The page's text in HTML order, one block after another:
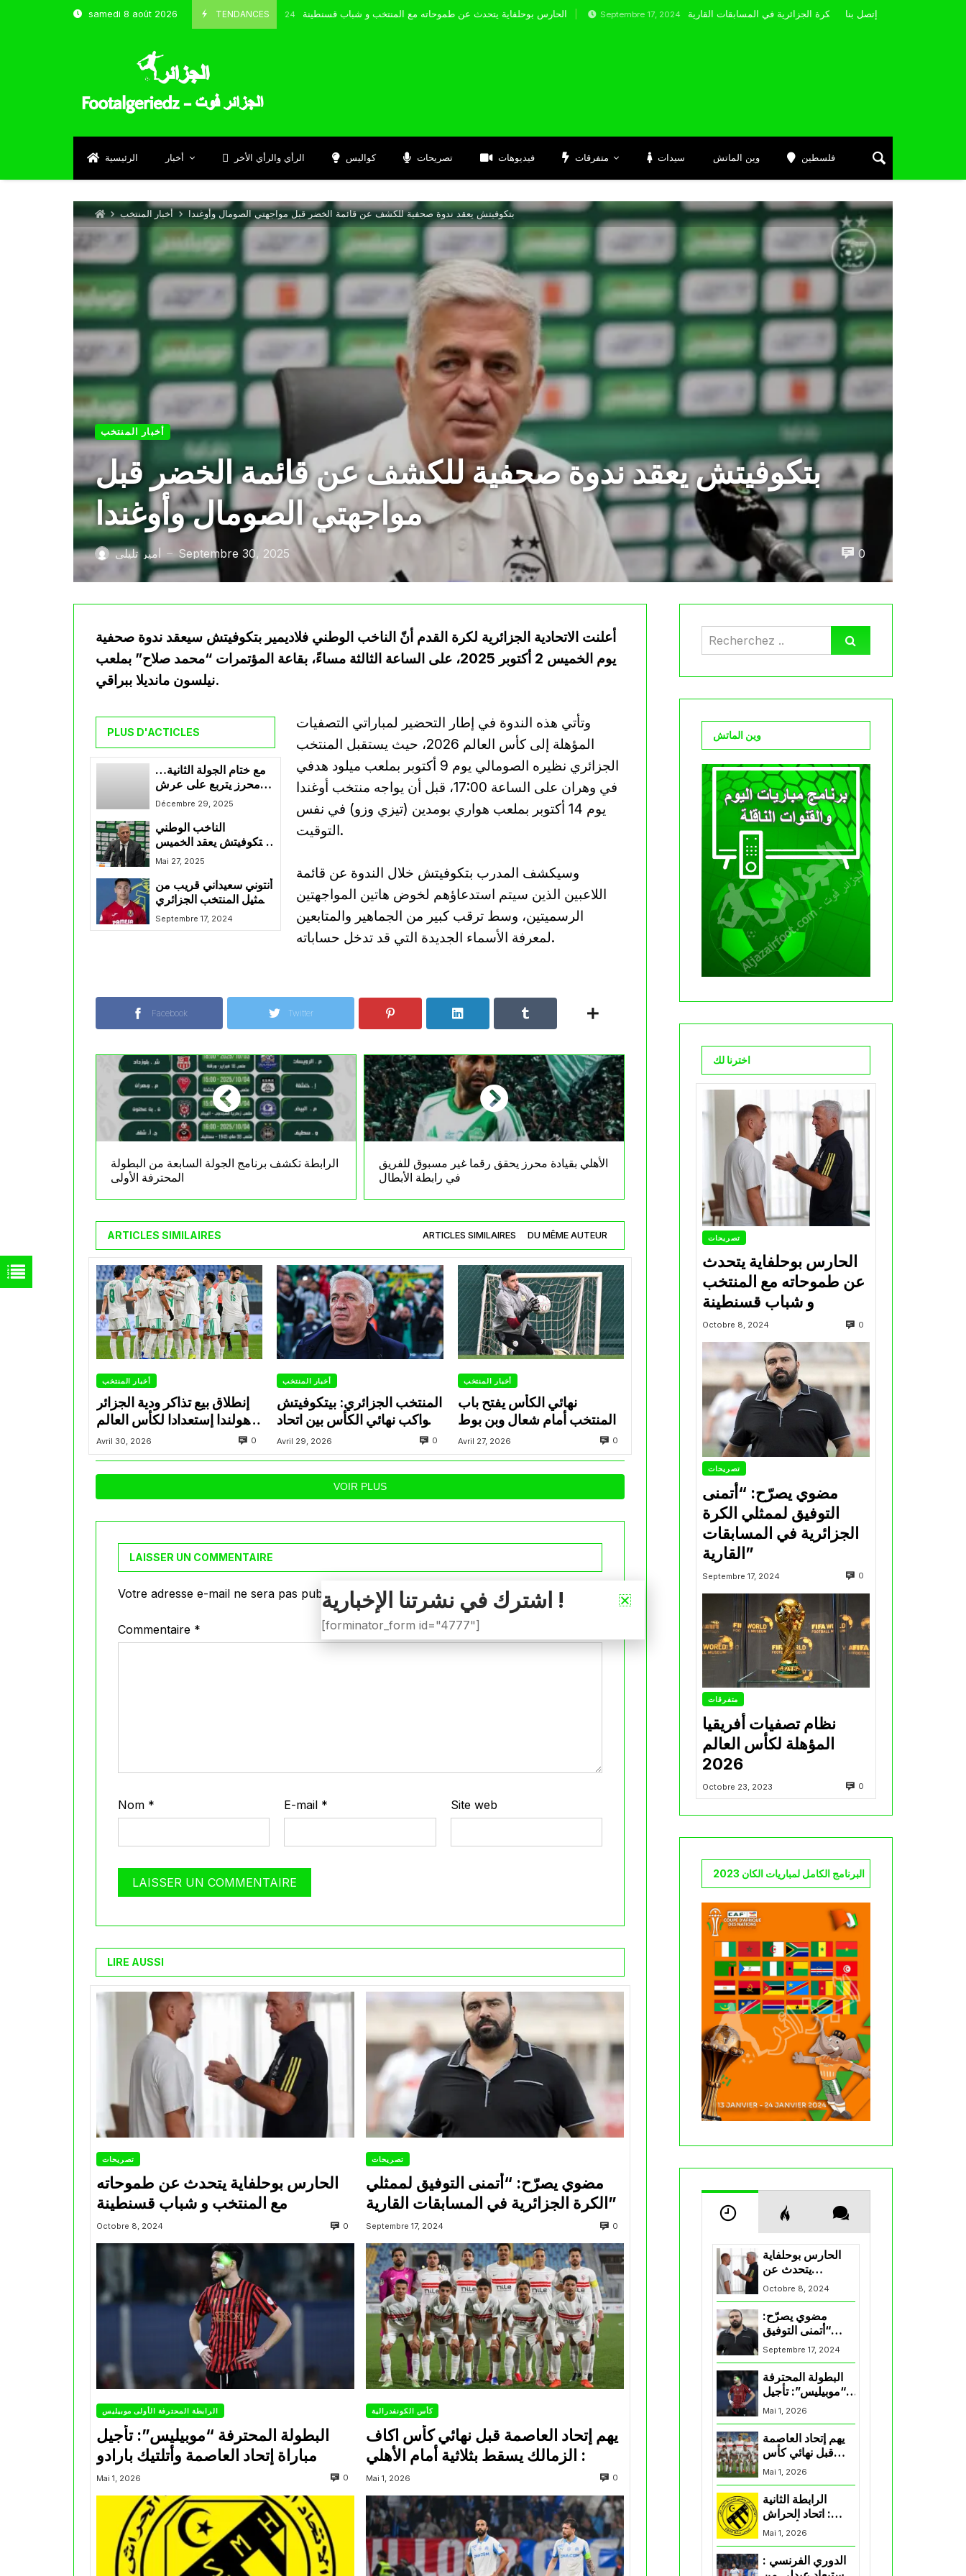
samedi 8 août 2026 TENDANCES
Octobre 8, 2024 الحارس بوحلفاية يتحدث عن طموحاته مع المنتخب و شباب قسنطينة Septembre 17, 2024 إتصل بنا
الرئيسية أخبار الرأي والرأي الأخر كواليس تصريحات فيديوهات متفرقات سيدات وين الماتش فلسطين
أخبار المنتخب بتكوفيتش يعقد ندوة صحفية للكشف عن قائمة الخضر قبل مواجهتي الصومال وأوغندا
أخبار المنتخب
بتكوفيتش يعقد ندوة صحفية للكشف عن قائمة الخضر قبل
مواجهتي الصومال وأوغندا
أمير تليلي — Septembre 30, 2025 0
أعلنت الاتحادية الجزائرية لكرة القدم أنّ الناخب الوطني فلاديمير بتكوفيتش سيعقد ندوة صحفية
يوم الخميس 2 أكتوبر 2025، على الساعة الثالثة مساءً، بقاعة المؤتمرات “محمد صلاح” بملعب
نيلسون مانديلا ببراقي.
PLUS D'ACTICLES
مع ختام الجولة الثانية…
محرز يتربع على عرش
هدافي الكان
Décembre 29, 2025
الناخب الوطني
بيتكوفيتش يعقد الخميس
مؤتمرا صحفيا
Mai 27, 2025
أنتوني سعيداني قريب من
تمثيل المنتخب الجزائري
Septembre 17, 2024
وتأتي هذه الندوة في إطار التحضير لمباراتي التصفيات
المؤهلة إلى كأس العالم 2026، حيث يستقبل المنتخب
الجزائري نظيره الصومالي يوم 9 أكتوبر بملعب ميلود هدفي
في وهران على الساعة 17:00، قبل أن يواجه منتخب أوغندا
يوم 14 أكتوبر بملعب هواري بومدين (تيزي وزو) في نفس
التوقيت.
وسيكشف المدرب بتكوفيتش خلال الندوة عن قائمة
اللاعبين الذين سيتم استدعاؤهم لخوض هاتين المواجهتين
الرسميتين، وسط ترقب كبير من الجماهير والمتابعين
لمعرفة الأسماء الجديدة التي قد تدخل حساباته.
Facebook Twitter
الرابطة تكشف برنامج الجولة السابعة من البطولة
المحترفة الأولى
الأهلي بقيادة محرز يحقق رقما غير مسبوق للفريق
في رابطة الأبطال
ARTICLES SIMILAIRES ARTICLES SIMILAIRES DU MÊME AUTEUR
أخبار المنتخب
إنطلاق بيع تذاكر ودية الجزائر
وهولندا إستعدادا لكأس العالم
2026
Avril 30, 2026 0
أخبار المنتخب
المنتخب الجزائري: بيتكوفيتش
يواكب نهائي الكأس بين اتحاد
العاصمة وشباب بلوزداد ويضع
عدة لاعبين تحت المجهر
Avril 29, 2026 0
أخبار المنتخب
نهائي الكأس يفتح باب
المنتخب أمام شعال وبن بوط
Avril 27, 2026 0
VOIR PLUS
LAISSER UN COMMENTAIRE
Votre adresse e-mail ne sera pas publiée. Les champs obligatoires sont indiqués avec
Commentaire *
Nom * E-mail * Site web
LIRE AUSSI
تصريحات
الحارس بوحلفاية يتحدث عن طموحاته
مع المنتخب و شباب قسنطينة
Octobre 8, 2024 0
تصريحات
مضوي يصرّح: “أتمنى التوفيق لممثلي
الكرة الجزائرية في المسابقات القارية”
Septembre 17, 2024 0
الرابطة المحترفة الأولى موبيليس
البطولة المحترفة “موبيليس”: تأجيل
مباراة إتحاد العاصمة وأتلتيك بارادو
Mai 1, 2026 0
كأس الكونفدرالية
يهم إتحاد العاصمة قبل نهائي كأس اكاف
Mai 1, 2026 0
وين الماتش
اخترنا لك
تصريحات
الحارس بوحلفاية يتحدث
عن طموحاته مع المنتخب
و شباب قسنطينة
Octobre 8, 2024 0
تصريحات
مضوي يصرّح: “أتمنى
التوفيق لممثلي الكرة
الجزائرية في المسابقات
القارية”
Septembre 17, 2024 0
متفرقات
نظام تصفيات أفريقيا
المؤهلة لكأس العالم
2026
Octobre 23, 2023 0
البرنامج الكامل لمباريات الكان 2023
الحارس بوحلفاية
يتحدث عن
طموحاته مع
المنتخب و شباب
قسنطينة
Octobre 8, 2024
مضوي يصرّح:
“أتمنى التوفيق
لممثلي الكرة
الجزائرية في
Septembre 17, 2024
البطولة المحترفة
“موبيليس”: تأجيل
مباراة إتحاد
العاصمة وأتلتيك
بارادو
Mai 1, 2026
يهم إتحاد العاصمة
قبل نهائي كأس
اكاف : الزمالك
يسقط بثلاثية أمام
Mai 1, 2026
الرابطة الثانية
: اتحاد الحراش
يحسم التأهل إلى
“البلاي أوف”
Mai 1, 2026
الدوري الفرنسي :
اشترك في نشرتنا الإخبارية !
[forminator_form id="4777"]